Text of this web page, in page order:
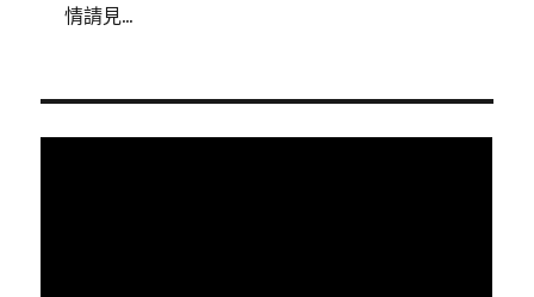
情請見...